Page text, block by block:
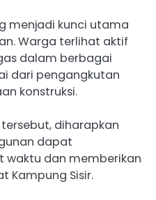
menjadi kunci utama
Warga terlihat aktif
dalam berbagai
dari pengangkutan
konstruksi.
diharapkan
dapat
waktu dan memberikan
Kampung Sisir.